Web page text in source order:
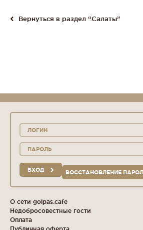
Вернуться в раздел “Салаты”
ВХОД ВОССТАНОВЛЕНИЕ
О сети golpas.cafe
Недобросовестные гости
Оплата